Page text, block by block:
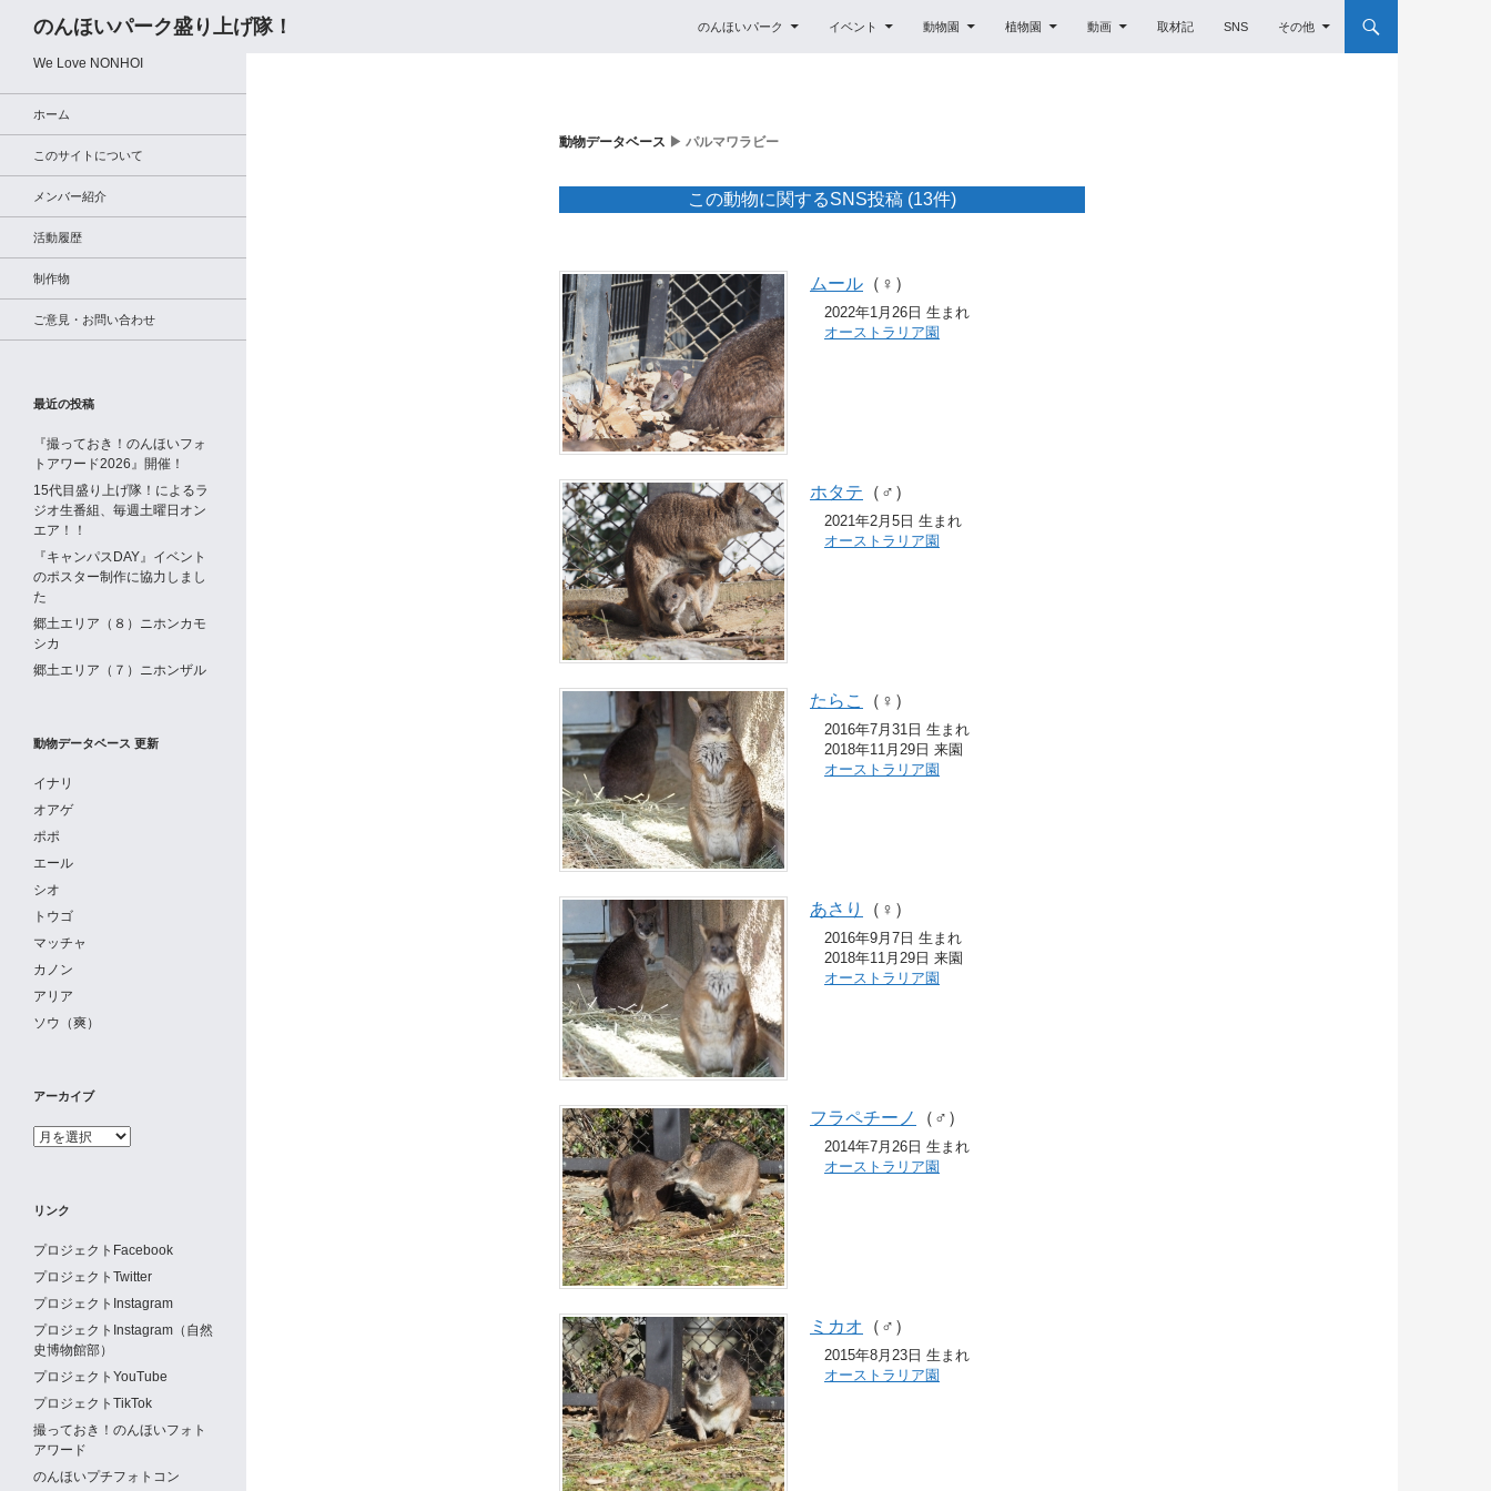
のんほいパーク盛り上げ隊！
のんほいパーク
イベント 動物園 植物園 動画 取材記 SNS その他
動物データベース ▶ パルマワラビー
この動物に関するSNS投稿 (13件)
ムール （♀）
2022年1月26日 生まれ
オーストラリア園
ホタテ （♂）
2021年2月5日 生まれ
オーストラリア園
たらこ （♀）
2016年7月31日 生まれ
2018年11月29日 来園
オーストラリア園
あさり （♀）
2016年9月7日 生まれ
2018年11月29日 来園
オーストラリア園
フラペチーノ （♂）
2014年7月26日 生まれ
オーストラリア園
ミカオ （♂）
2015年8月23日 生まれ
オーストラリア園
We Love NONHOI
ホーム
このサイトについて
メンバー紹介
活動履歴
制作物
ご意見・お問い合わせ
最近の投稿
『撮っておき！のんほいフォ
トアワード2026』開催！
15代目盛り上げ隊！によるラ
ジオ生番組、毎週土曜日オン
エア！！
『キャンパスDAY』イベント
のポスター制作に協力しまし
た
郷土エリア（８）ニホンカモ
シカ
郷土エリア（７）ニホンザル
動物データベース 更新
イナリ
オアゲ
ポポ
エール
シオ
トウゴ
マッチャ
カノン
アリア
ソウ（爽）
アーカイブ
ア
ブ
リンク
プロジェクトFacebook
プロジェクトTwitter
プロジェクトInstagram
プロジェクトInstagram（自然
史博物館部）
プロジェクトYouTube
プロジェクトTikTok
撮っておき！のんほいフォト
アワード
のんほいプチフォトコン